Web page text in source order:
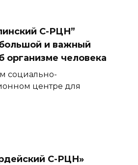
С-РЦН”
и важный
организме человека
социально-
центре для
С-РЦН»